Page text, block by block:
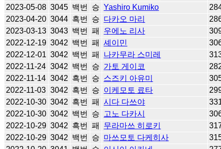
2023-05-08 3045 백번 승 Yashiro Kumiko
2023-04-20 3044 흑번 승 다카오 마리
2023-03-13 3043 백번 패 우에노 리사
2022-12-19 3042 백번 패 셰이민
2022-12-01 3042 백번 패 나카무라 스미레
2022-11-24 3042 백번 승 가토 게이코
2022-11-14 3042 흑번 승 스즈키 아유미
2022-11-03 3042 흑번 승 이케모토 료타
2022-10-30 3042 흑번 패 시다 다쓰야
2022-10-30 3042 백번 승 고노 다카시
2022-10-29 3042 흑번 패 무라마쓰 히로키
2022-10-29 3042 백번 승 마쓰모토 다케히사